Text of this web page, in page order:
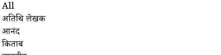
All
अतिथि लेखक
आनंद
किताबें